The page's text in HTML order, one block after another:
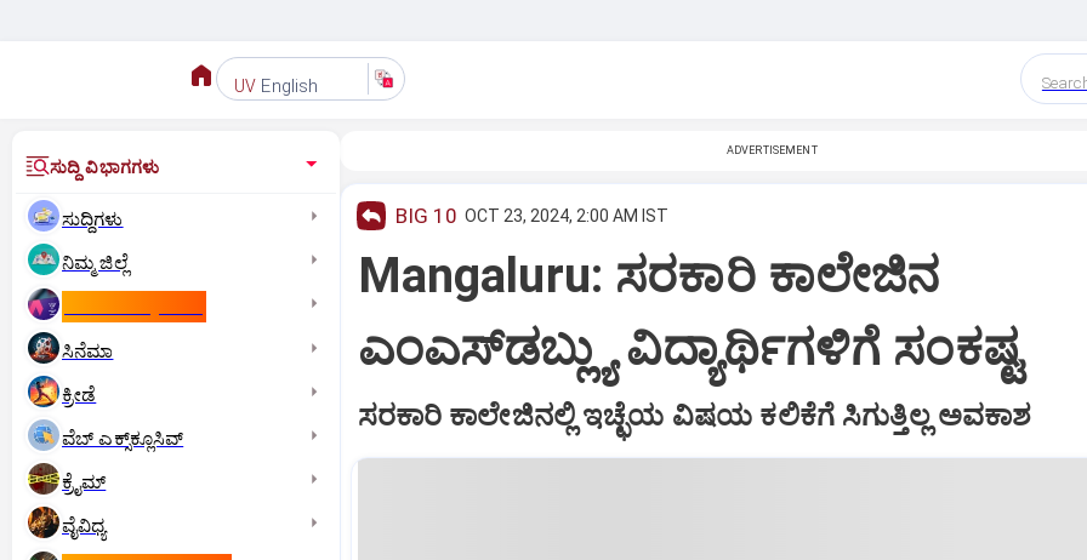
UV English
ಸುದ್ದಿ ವಿಭಾಗಗಳು
ಸುದ್ದಿಗಳು
ನಿಮ್ಮ ಜಿಲ್ಲೆ
ಸಿನೆಮಾ
ಕ್ರೀಡೆ
ವೆಬ್ ಎಕ್ಸ್‌ಕ್ಲೂಸಿವ್
ಕ್ರೈಮ್
ವೈವಿಧ್ಯ
ADVERTISEMENT
BIG 10 OCT 23, 2024, 2:00 AM IST
Mangaluru: ಸರಕಾರಿ ಕಾಲೇಜಿನ
ಎಂಎಸ್‌ಡಬ್ಲ್ಯು ವಿದ್ಯಾರ್ಥಿಗಳಿಗೆ ಸಂಕಷ್ಟ
ಸರಕಾರಿ ಕಾಲೇಜಿನಲ್ಲಿ ಇಚ್ಛೆಯ ವಿಷಯ ಕಲಿಕೆಗೆ ಸಿಗುತ್ತಿಲ್ಲ ಅವಕಾಶ